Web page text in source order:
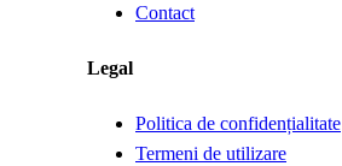
Contact
Legal
Politica de confidențialitate
Termeni de utilizare